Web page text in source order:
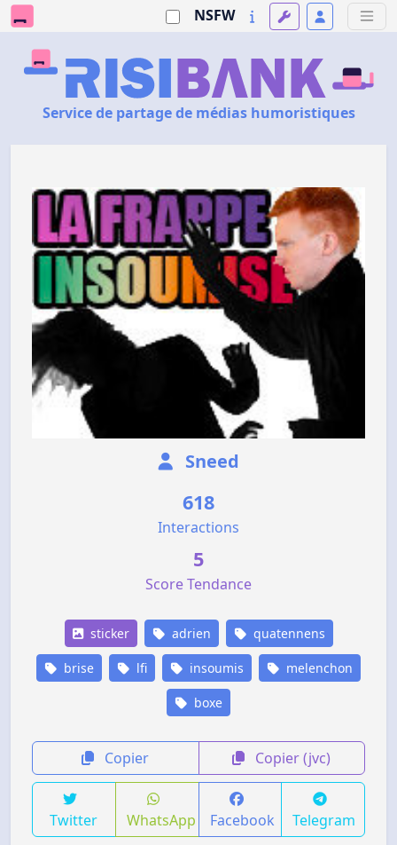
NSFW
Service de partage de médias humoristiques
Sneed
618
Interactions
5
Score Tendance
sticker adrien quatennens
brise lfi insoumis melenchon
boxe
Copier Copier (jvc)
Twitter WhatsApp Facebook Telegram